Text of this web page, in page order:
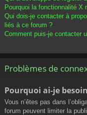
Pourquoi la fonctionnalité X
Qui dois-je contacter à
liés à ce forum ?
Comment puis-je contacter
Problèmes de
Pourquoi ai-je
Vous n’êtes pas dans
forum peuvent limiter la